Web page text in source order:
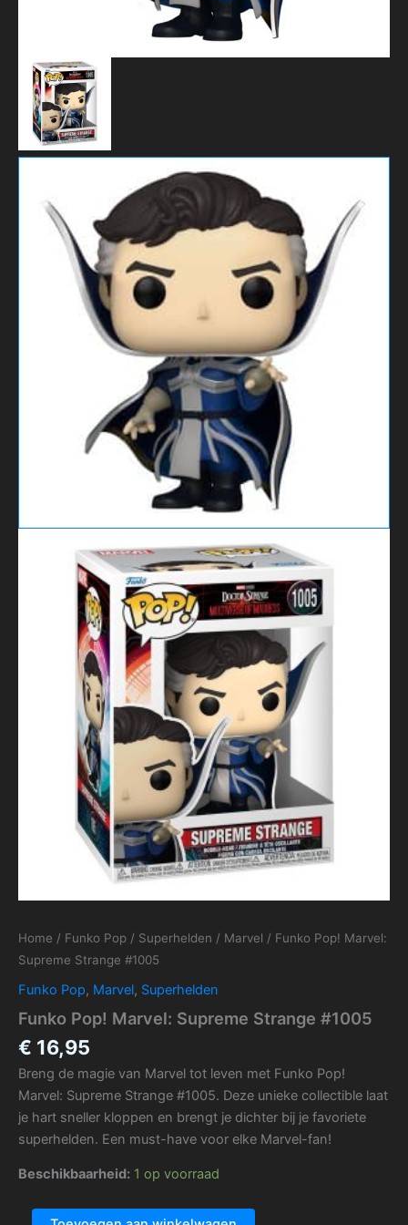
Home / Funko Pop / Superhelden / Marvel / Funko Pop! Marvel:
Supreme Strange #1005
Funko Pop, Marvel, Superhelden
Funko Pop! Marvel: Supreme Strange #1005
€ 16,95
Breng de magie van Marvel tot leven met Funko Pop!
Marvel: Supreme Strange #1005. Deze unieke collectible laat
je hart sneller kloppen en brengt je dichter bij je favoriete
superhelden. Een must-have voor elke Marvel-fan!
Beschikbaarheid: 1 op voorraad